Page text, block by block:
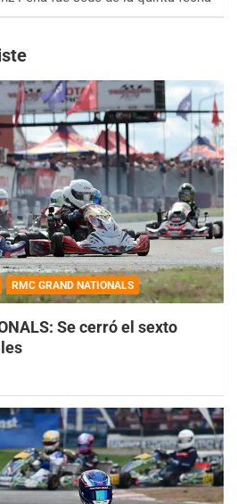
RMC GRAND NATIONALS
Se cerró el sexto